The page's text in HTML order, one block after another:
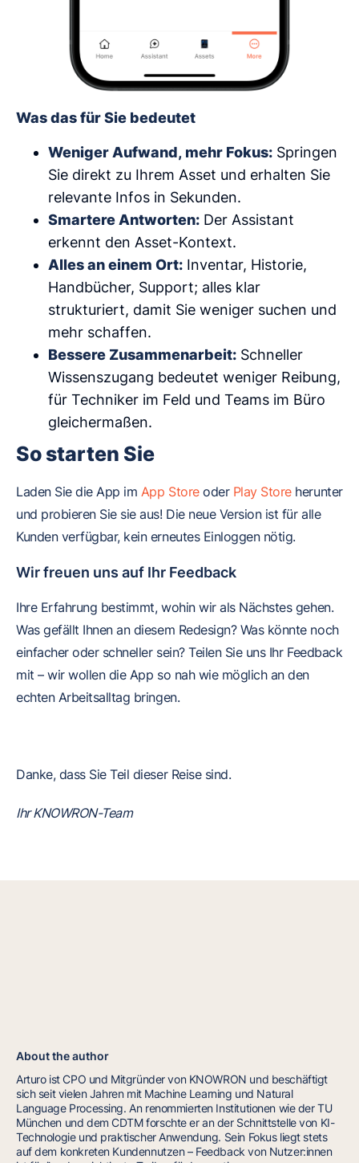
Was das für Sie bedeutet
Weniger Aufwand, mehr Fokus: Springen
Sie direkt zu Ihrem Asset und erhalten Sie
relevante Infos in Sekunden.
Smartere Antworten: Der Assistant
erkennt den Asset-Kontext.
Alles an einem Ort: Inventar, Historie,
Handbücher, Support; alles klar
strukturiert, damit Sie weniger suchen und
mehr schaffen.
Bessere Zusammenarbeit: Schneller
Wissenszugang bedeutet weniger Reibung,
für Techniker im Feld und Teams im Büro
gleichermaßen.
So starten Sie
Laden Sie die App im App Storeoder Play Storeherunter
und probieren Sie sie aus! Die neue Version ist für alle
Kunden verfügbar, kein erneutes Einloggen nötig.
Wir freuen uns auf Ihr Feedback
Ihre Erfahrung bestimmt, wohin wir als Nächstes gehen.
Was gefällt Ihnen an diesem Redesign? Was könnte noch
einfacher oder schneller sein? Teilen Sie uns Ihr Feedback
mit – wir wollen die App so nah wie möglich an den
echten Arbeitsalltag bringen.
Danke, dass Sie Teil dieser Reise sind.
Ihr KNOWRON-Team
About the author
Arturo ist CPO und Mitgründer von KNOWRON und beschäftigt
sich seit vielen Jahren mit Machine Learning und Natural
Language Processing. An renommierten Institutionen wie der TU
München und dem CDTM forschte er an der Schnittstelle von KI-
Technologie und praktischer Anwendung. Sein Fokus liegt stets
auf dem konkreten Kundennutzen – Feedback von Nutzer:innen